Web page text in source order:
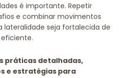
é importante. Repetir
e combinar movimentos
lateralidade seja fortalecida de
práticas detalhadas,
e estratégias para